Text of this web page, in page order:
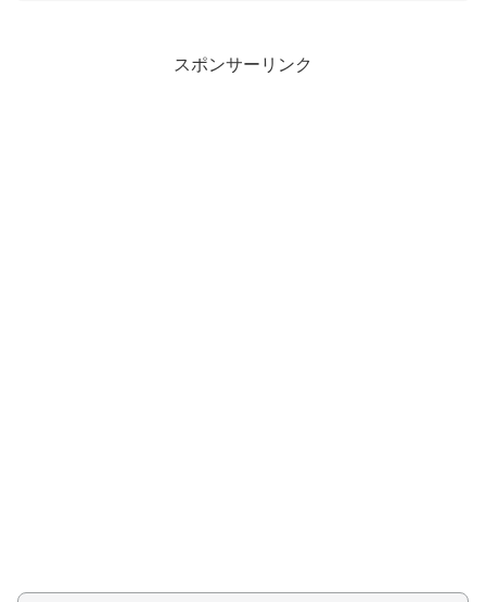
スポンサーリンク